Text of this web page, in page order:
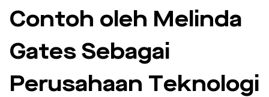
Contoh oleh Melinda
Gates Sebagai
Perusahaan Teknologi